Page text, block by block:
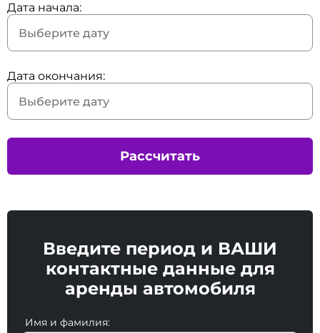
Дата начала:
Дата окончания:
Рассчитать
Введите период и ВАШИ
контактные данные для
аренды автомобиля
Имя и фамилия: